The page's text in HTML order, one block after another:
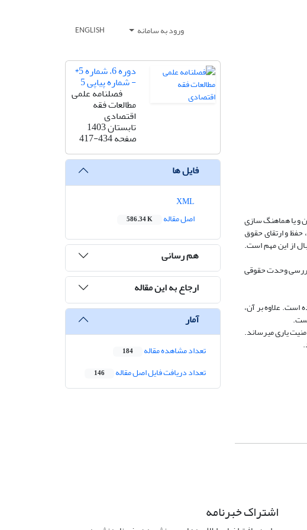
ورود به سامانه ENGLISH
و یا هماهنگ­ سازی
حفظ و ارتقای حقوق
از این مهم است.
بررسی وحدت حقوقی
علاوه ­بر آن،
یاری می­رساند.
دوره 6، شماره 5*
- شماره پیاپی 5
فصلنامه علمی
مطالعات فقه
اقتصادی
تابستان 1403
صفحه417-434
فایل ها
اصل مقاله
586.34 K
هم رسانی
ارجاع به این مقاله
آمار
تعداد مشاهده مقاله 184
تعداد دریافت فایل اصل مقاله 146
اشتراک خبرنامه